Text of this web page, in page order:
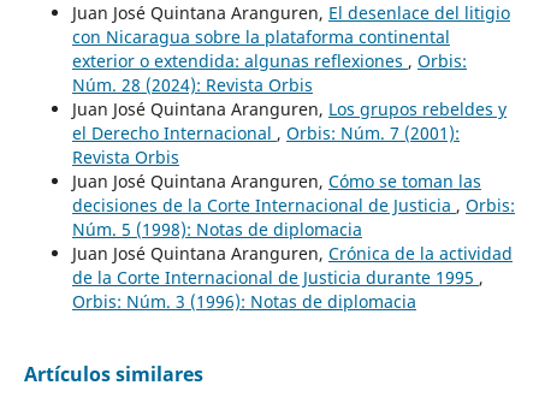
Juan José Quintana Aranguren, El desenlace del litigio
con Nicaragua sobre la plataforma continental
exterior o extendida: algunas reflexiones , Orbis:
Núm. 28 (2024): Revista Orbis
Juan José Quintana Aranguren, Los grupos rebeldes y
el Derecho Internacional , Orbis: Núm. 7 (2001):
Revista Orbis
Juan José Quintana Aranguren, Cómo se toman las
decisiones de la Corte Internacional de Justicia , Orbis:
Núm. 5 (1998): Notas de diplomacia
Juan José Quintana Aranguren, Crónica de la actividad
de la Corte Internacional de Justicia durante 1995 ,
Orbis: Núm. 3 (1996): Notas de diplomacia
Artículos similares